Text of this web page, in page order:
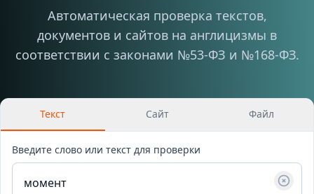
Автоматическая проверка текстов,
документов и сайтов на англицизмы в
соответствии с законами №53-ФЗ и №168-ФЗ.
Текст Сайт Файл
Введите слово или текст для проверки